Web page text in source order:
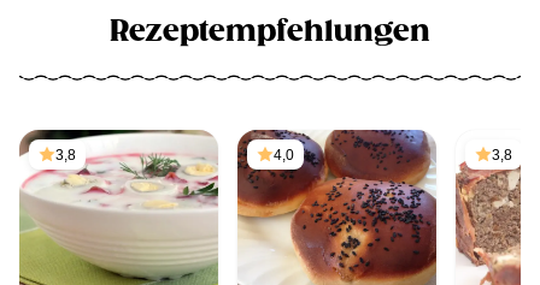
Rezeptempfehlungen
3,8 4,0 3,8